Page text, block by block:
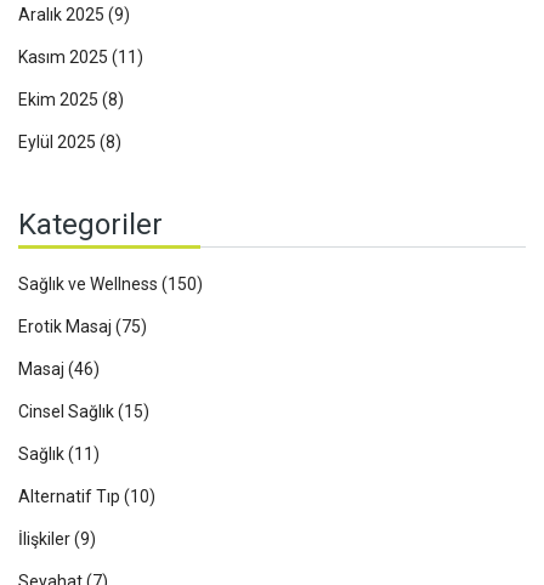
Aralık 2025 (9)
Kasım 2025 (11)
Ekim 2025 (8)
Eylül 2025 (8)
Kategoriler
Sağlık ve Wellness (150)
Erotik Masaj (75)
Masaj (46)
Cinsel Sağlık(15)
Sağlık(11)
Alternatif Tıp (10)
İlişkiler(9)